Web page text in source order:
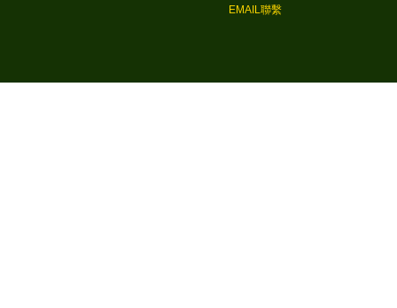
EMAIL聯繫